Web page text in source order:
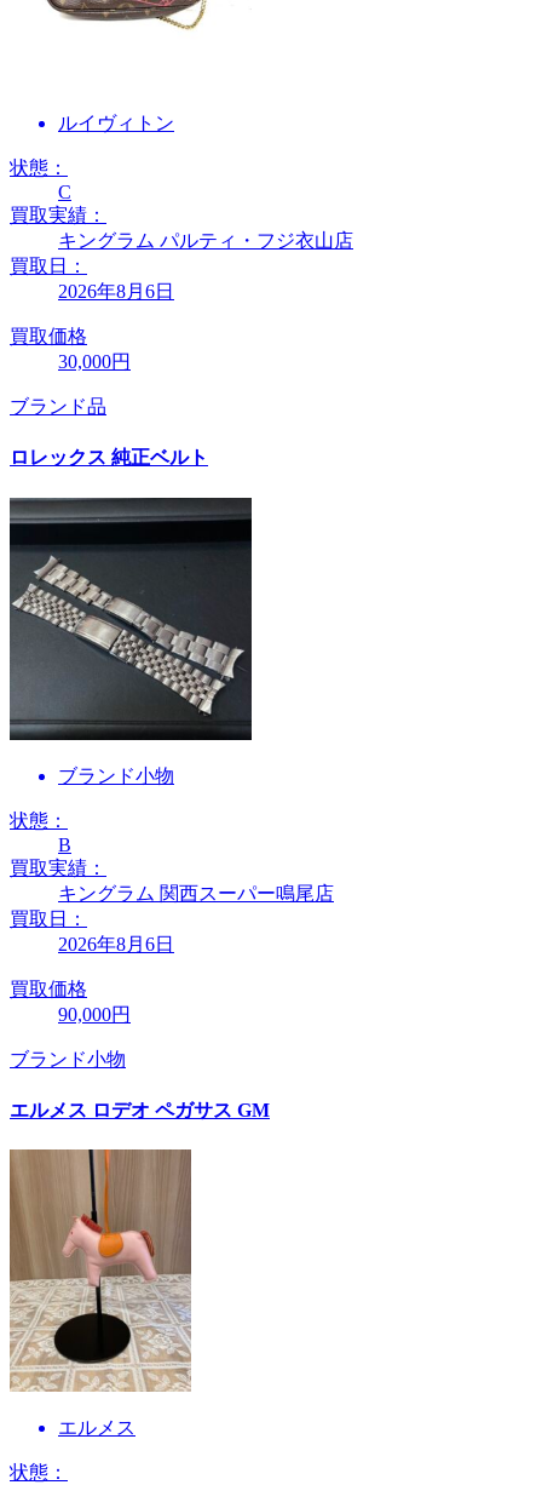
ルイヴィトン
状態：
C
買取実績：
キングラム パルティ・フジ衣山店
買取日：
2026年8月6日
買取価格
30,000円
ブランド品
ロレックス 純正ベルト
ブランド小物
状態：
B
買取実績：
キングラム 関西スーパー鳴尾店
買取日：
2026年8月6日
買取価格
90,000円
ブランド小物
エルメス ロデオ ペガサス GM
エルメス
状態：